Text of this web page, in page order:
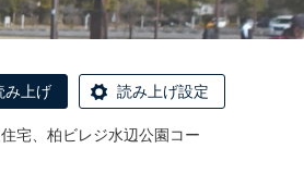
み上げ 読み上げ設定
宅、柏ビレジ水辺公園コー